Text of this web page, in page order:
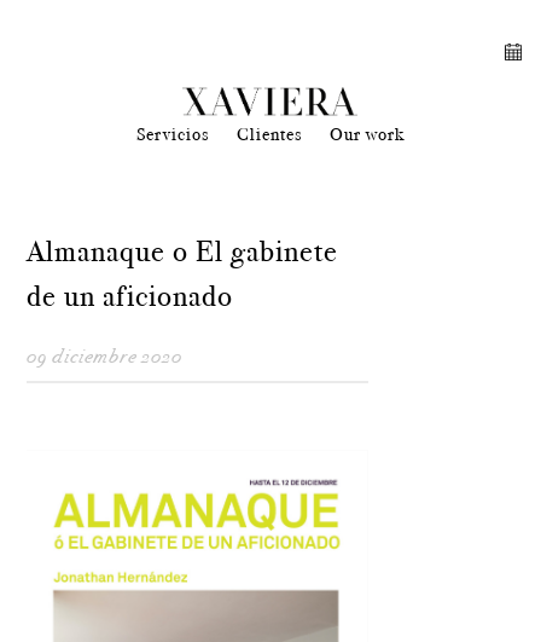
Servicios Clientes Our work
Almanaque o El gabinete
de un aficionado
09 diciembre 2020